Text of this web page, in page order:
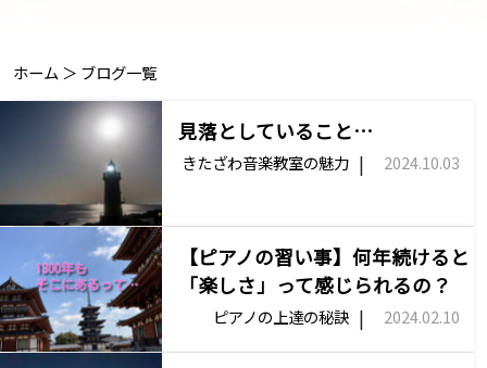
ホーム ＞ ブログ一覧
見落としていること…
きたざわ音楽教室の魅力 | 2024.10.03
【ピアノの習い事】何年続けると
「楽しさ」って感じられるの？
ピアノの上達の秘訣 | 2024.02.10